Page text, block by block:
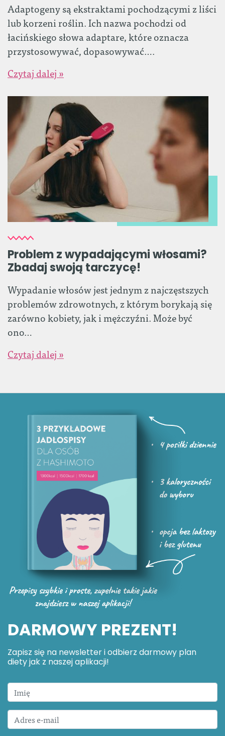
Adaptogeny są ekstraktami pochodzącymi z liści
lub korzeni roślin. Ich nazwa pochodzi od
łacińskiego słowa adaptare, które oznacza
przystosowywać, dopasowywać….
Czytaj dalej »
Problem z wypadającymi włosami?
Zbadaj swoją tarczycę!
Wypadanie włosów jest jednym z najczęstszych
problemów zdrowotnych, z którym borykają się
zarówno kobiety, jak i mężczyźni. Może być
ono…
Czytaj dalej »
DARMOWY PREZENT!
Zapisz się na newsletter i odbierz darmowy plan
diety jak z naszej aplikacji!